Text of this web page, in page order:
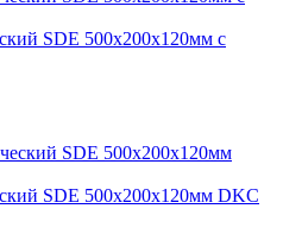
SDE 500х200х120мм с
SDE 500х200х120мм DKC